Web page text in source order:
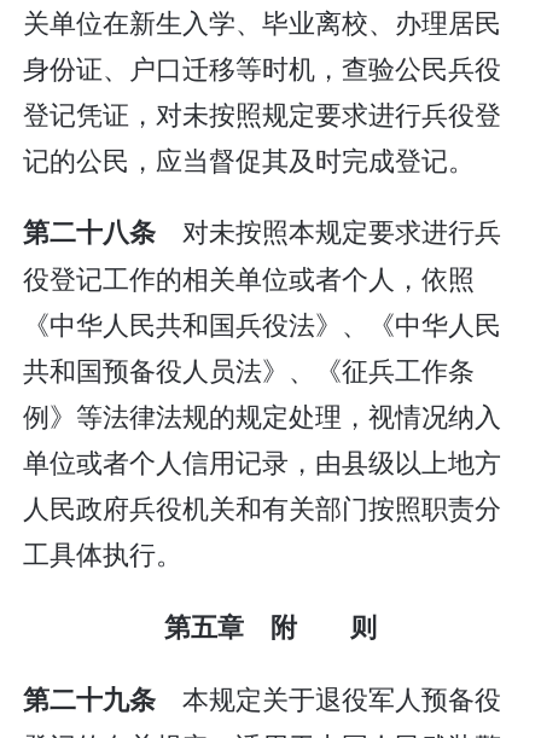
关单位在新生入学、毕业离校、办理居民
身份证、户口迁移等时机，查验公民兵役
登记凭证，对未按照规定要求进行兵役登
记的公民，应当督促其及时完成登记。
第二十八条对未按照本规定要求进行兵
役登记工作的相关单位或者个人，依照
《中华人民共和国兵役法》、《中华人民
共和国预备役人员法》、《征兵工作条
例》等法律法规的规定处理，视情况纳入
单位或者个人信用记录，由县级以上地方
人民政府兵役机关和有关部门按照职责分
工具体执行。
第五章 附 则
第二十九条 本规定关于退役军人预备役